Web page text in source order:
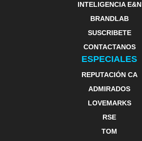
INTELIGENCIA E&N
BRANDLAB
SUSCRIBETE
CONTACTANOS
ESPECIALES
REPUTACIÓN CA
ADMIRADOS
LOVEMARKS
RSE
TOM